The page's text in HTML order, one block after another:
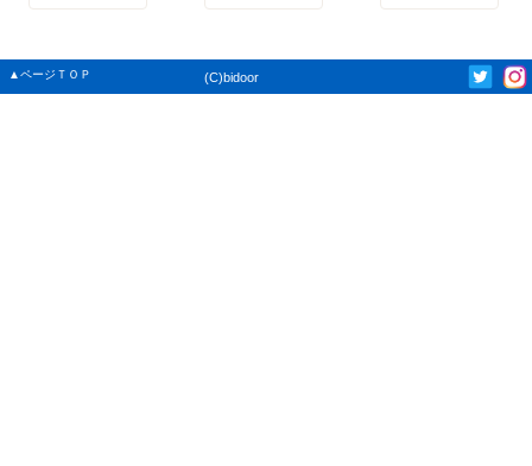
▲ページＴＯＰ (C)bidoor